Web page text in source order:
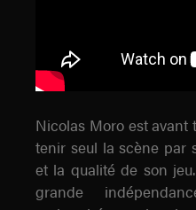
Nicolas Moro est
tenir seul la scène par
et la qualité de son
grande